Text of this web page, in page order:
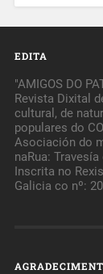
EDITA
"AMIGOS DO
Revista Dixital
cultural, de
populares do
Asociación do
naRua:
Inscrita no
Galicia co nº: